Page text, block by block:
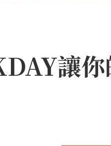
讓你